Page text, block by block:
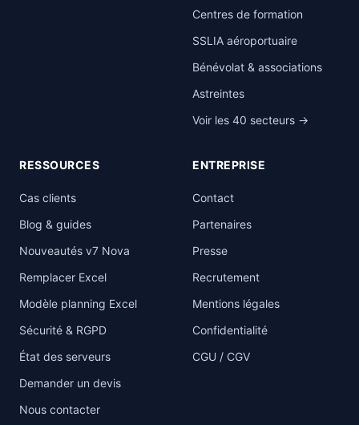
Centres de formation
SSLIA aéroportuaire
Bénévolat & associations
Astreintes
Voir les 40 secteurs →
RESSOURCES
Cas clients
Blog & guides
Nouveautés v7 Nova
Remplacer Excel
Modèle planning Excel
Sécurité & RGPD
État des serveurs
Demander un devis
Nous contacter
ENTREPRISE
Contact
Partenaires
Presse
Recrutement
Mentions légales
Confidentialité
CGU / CGV